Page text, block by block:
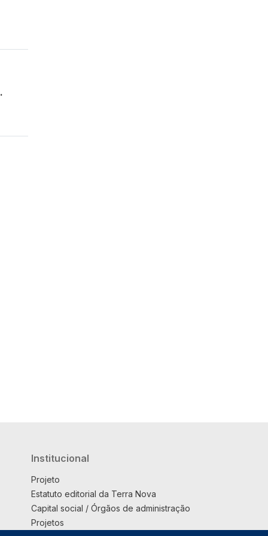
Institucional
Projeto
Estatuto editorial da Terra Nova
Capital social / Órgãos de administração
Projetos